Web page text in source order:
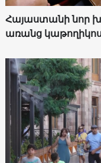
Հայաստանի նոր
առանց